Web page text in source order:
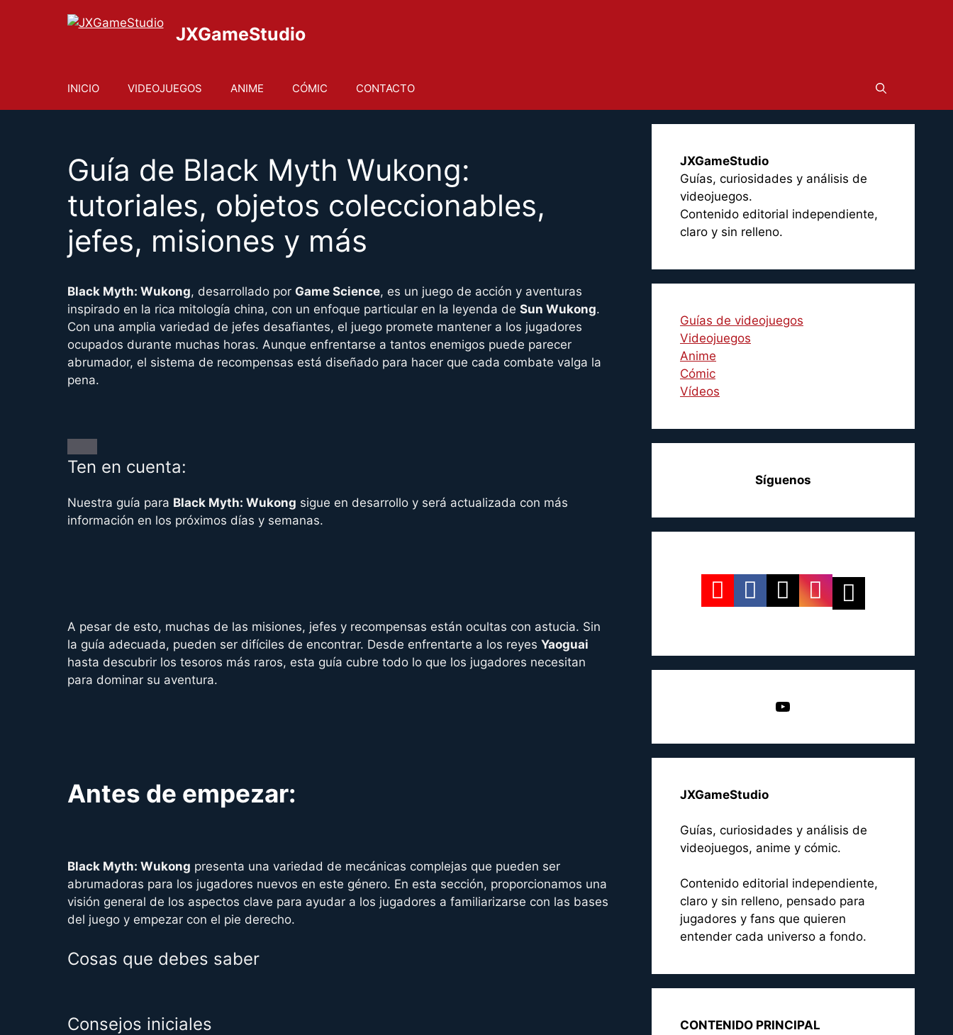
JXGameStudio
INICIO VIDEOJUEGOS ANIME CÓMIC CONTACTO
Guía de Black Myth Wukong:
tutoriales, objetos coleccionables,
jefes, misiones y más
Black Myth: Wukong, desarrollado por Game Science, es un juego de acción y aventuras
inspirado en la rica mitología china, con un enfoque particular en la leyenda de Sun Wukong.
Con una amplia variedad de jefes desafiantes, el juego promete mantener a los jugadores
ocupados durante muchas horas. Aunque enfrentarse a tantos enemigos puede parecer
abrumador, el sistema de recompensas está diseñado para hacer que cada combate valga la
pena.
Ten en cuenta:
Nuestra guía para Black Myth: Wukong sigue en desarrollo y será actualizada con más
información en los próximos días y semanas.
A pesar de esto, muchas de las misiones, jefes y recompensas están ocultas con astucia. Sin
la guía adecuada, pueden ser difíciles de encontrar. Desde enfrentarte a los reyes Yaoguai
hasta descubrir los tesoros más raros, esta guía cubre todo lo que los jugadores necesitan
para dominar su aventura.
Antes de empezar:
Black Myth: Wukong presenta una variedad de mecánicas complejas que pueden ser
abrumadoras para los jugadores nuevos en este género. En esta sección, proporcionamos una
visión general de los aspectos clave para ayudar a los jugadores a familiarizarse con las bases
del juego y empezar con el pie derecho.
Cosas que debes saber
Consejos iniciales
JXGameStudio
Guías, curiosidades y análisis de
videojuegos.
Contenido editorial independiente,
claro y sin relleno.
Guías de videojuegos
Videojuegos
Anime
Cómic
Vídeos
Síguenos
YouTube
JXGameStudio
Guías, curiosidades y análisis de
videojuegos, anime y cómic.
Contenido editorial independiente,
claro y sin relleno, pensado para
jugadores y fans que quieren
entender cada universo a fondo.
CONTENIDO PRINCIPAL